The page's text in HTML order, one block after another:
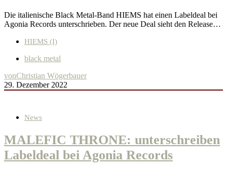
Die italienische Black Metal-Band HIEMS hat einen Labeldeal bei
Agonia Records unterschrieben. Der neue Deal sieht den Release…
HIEMS (I)
black metal
vonChristian Wögerbauer
29. Dezember 2022
News
MALEFIC THRONE: unterschreiben
Labeldeal bei Agonia Records